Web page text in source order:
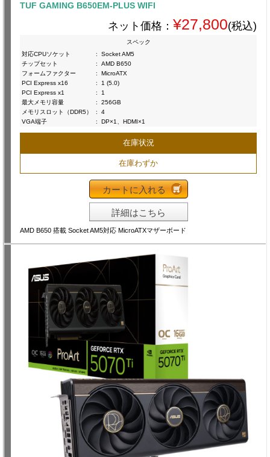
TUF GAMING B650EM-PLUS WIFI
ネット価格： ¥27,800(税込)
スペック
対応CPUソケット
:
Socket AM5
チップセット
:
AMD B650
フォームファクター
:
MicroATX
PCI Express x16
:
1 (5.0)
PCI Express x1
:
1
最大メモリ容量
:
256GB
メモリスロット（DDR5）
:
4
VGA端子
: DP×1、HDMI×1
在庫状況
在庫わずか
カートに入れる
詳細はこちら
AMD B650 搭載 Socket AM5対応 MicroATXマザーボード